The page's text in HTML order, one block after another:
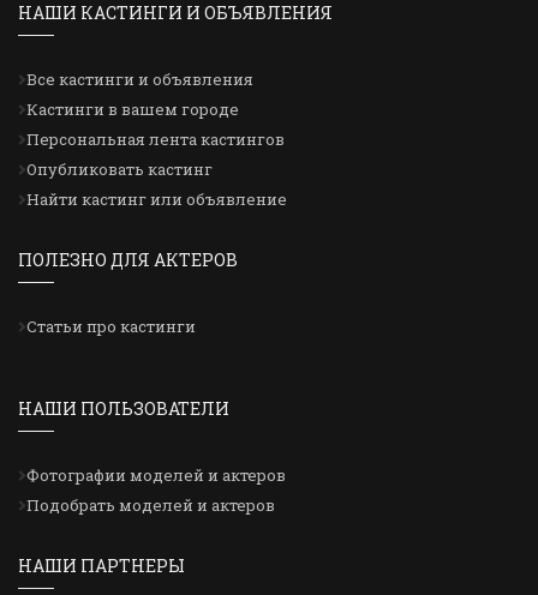
НАШИ КАСТИНГИ И ОБЪЯВЛЕНИЯ
Все кастинги и объявления
Кастинги в вашем городе
Персональная лента кастингов
Опубликовать кастинг
Найти кастинг или объявление
ПОЛЕЗНО ДЛЯ АКТЕРОВ
Статьи про кастинги
НАШИ ПОЛЬЗОВАТЕЛИ
Фотографии моделей и актеров
Подобрать моделей и актеров
НАШИ ПАРТНЕРЫ